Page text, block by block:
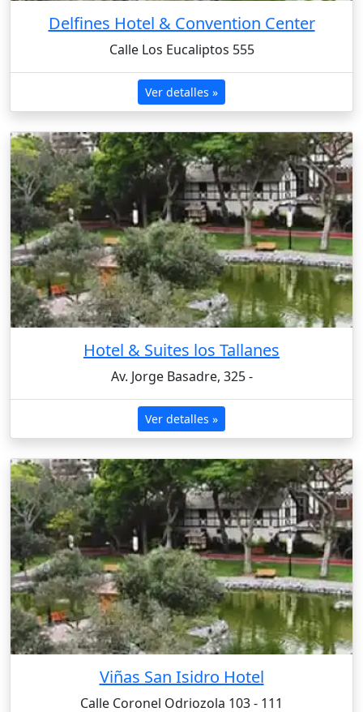
Delfines Hotel & Convention Center
Calle Los Eucaliptos 555
Ver detalles »
Hotel & Suites los Tallanes
Av. Jorge Basadre, 325 -
Ver detalles »
Viñas San Isidro Hotel
Calle Coronel Odriozola 103 - 111